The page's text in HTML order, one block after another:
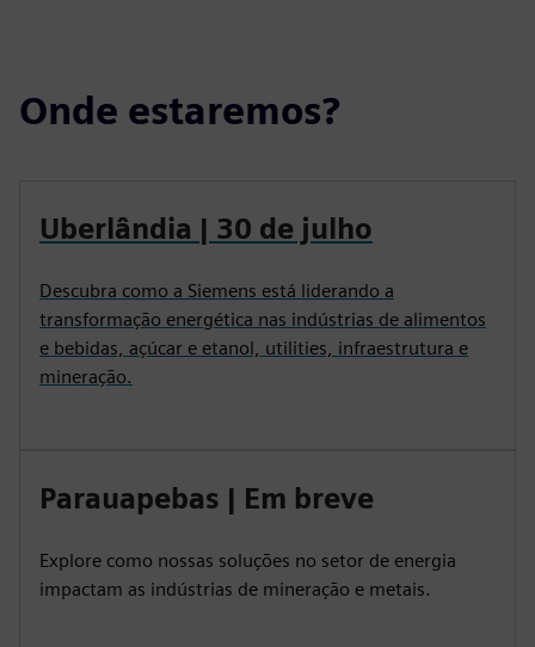
Onde estaremos?
Uberlândia | 30 de julho
Descubra como a Siemens está liderando a
transformação energética nas indústrias de alimentos
e bebidas, açúcar e etanol, utilities, infraestrutura e
mineração.
Parauapebas | Em breve
Explore como nossas soluções no setor de energia
impactam as indústrias de mineração e metais.